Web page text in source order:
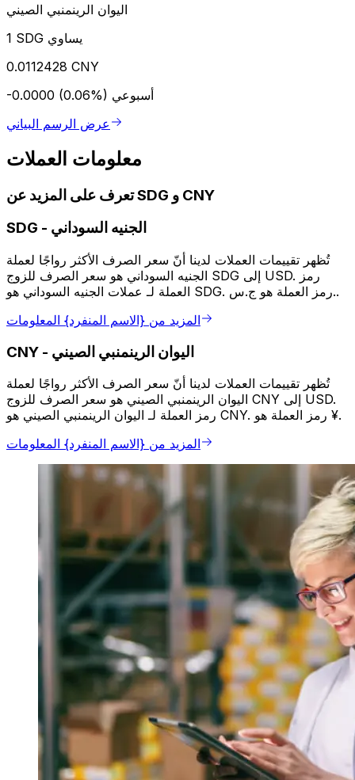
اليوان الرينمنبي الصيني
1 SDG يساوي
0.0112428 CNY
-0.0000 (0.06%) أسبوعي
عرض الرسم البياني
معلومات العملات
تعرف على المزيد عن SDG و CNY
SDG - الجنيه السوداني
تُظهر تقييمات العملات لدينا أنّ سعر الصرف الأكثر رواجًا لعملة
الجنيه السوداني هو سعر الصرف للزوج SDG إلى USD. رمز
العملة لـ عملات الجنيه السوداني هو SDG. رمز العملة هو ج.س..
المزيد من {الاسم المنفرد} المعلومات
CNY - اليوان الرينمنبي الصيني
تُظهر تقييمات العملات لدينا أنّ سعر الصرف الأكثر رواجًا لعملة
اليوان الرينمنبي الصيني هو سعر الصرف للزوج CNY إلى USD.
رمز العملة لـ اليوان الرينمنبي الصيني هو CNY. رمز العملة هو ¥.
المزيد من {الاسم المنفرد} المعلومات